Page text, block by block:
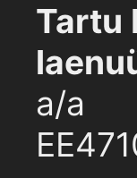
Tartu
a/a